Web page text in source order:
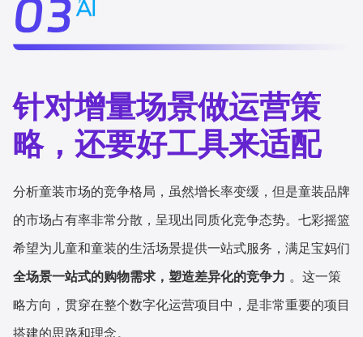
针对增量场景做运营策
略，还要好工具来适配
分析童装市场的竞争格局，虽然增长率变缓，但是童装品牌
的市场占有率非常分散，呈现出同质化竞争态势。七彩摇篮
希望为儿童和童装的生活场景提供一站式服务，满足宝妈们
全场景一站式的购物需求，塑造差异化的竞争力 。这一策
略方向，贯穿在整个数字化运营项目中，是非常重要的项目
搭建的思路和理念。